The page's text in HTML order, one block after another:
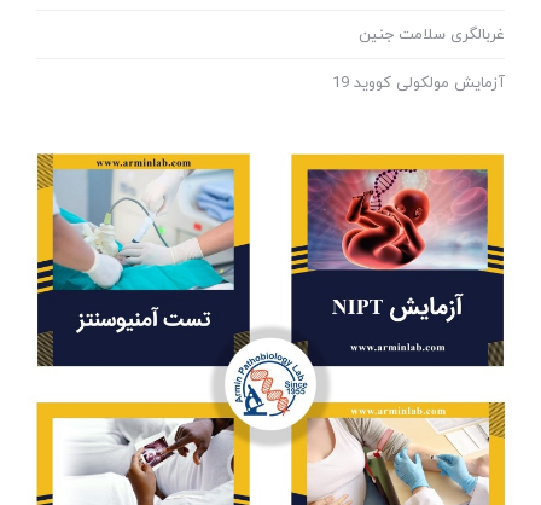
غربالگری سلامت جنین
آزمایش مولکولی کووید 19